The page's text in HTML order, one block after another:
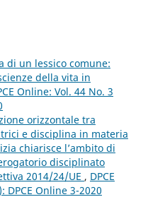
di un lessico comune:
della vita in
Online: Vol. 44 No. 3
orizzontale tra
e disciplina in materia
chiarisce l’ambito di
disciplinato
2014/24/UE , DPCE
DPCE Online 3-2020